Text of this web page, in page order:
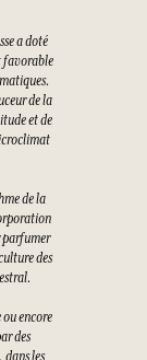
a doté
favorable
de la
et de
de la
parfumer
des
encore
des
dans les